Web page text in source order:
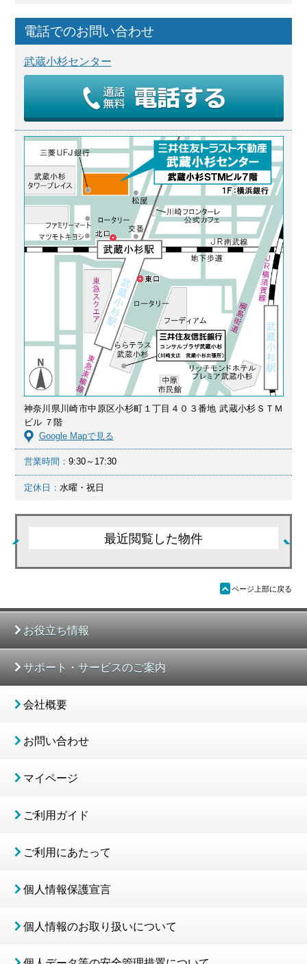
電話でのお問い合わせ
武蔵小杉センター
神奈川県川崎市中原区小杉町１丁目４０３番地 武蔵小杉ＳＴＭ
ビル ７階
Google Mapで見る
営業時間： 9:30～17:30
定休日： 水曜・祝日
最近閲覧した物件
ü ページ上部に戻る
お役立ち情報
サポート・サービスのご案内
会社概要
お問い合わせ
マイページ
ご利用ガイド
ご利用にあたって
個人情報保護宣言
個人情報のお取り扱いについて